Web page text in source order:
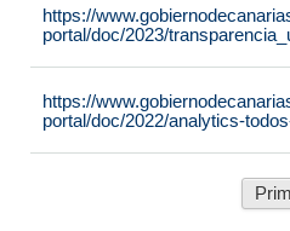
https://
portal/doc/2023/
https://
portal/doc/2022/analytics-